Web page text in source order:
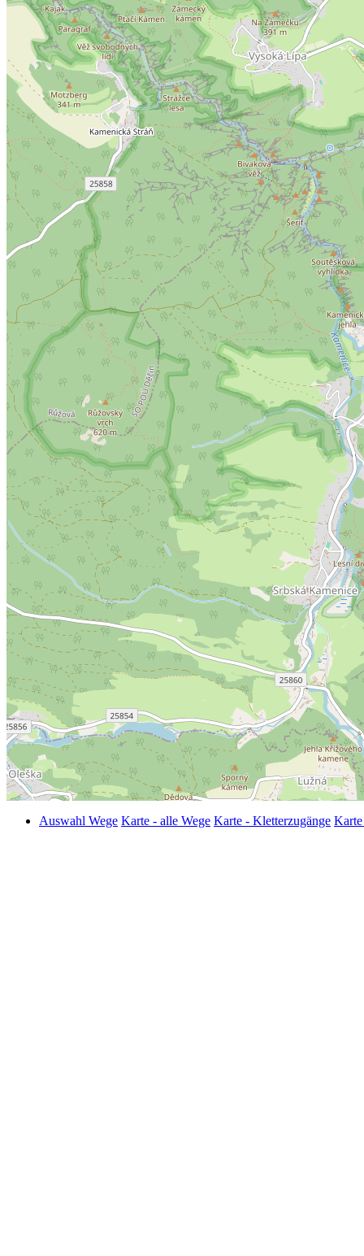
Auswahl Wege Karte - alle Wege Karte - Kletterzugänge Karte